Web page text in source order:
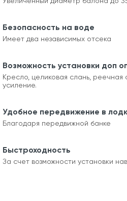
Безопасность на воде
Имеет два независимых отсека
Возможность установки доп
Кресло, целиковая слань, реечная
усиление.
Удобное передвижение в
Благодаря передвижной банке
Быстроходность
За счет возможности установки